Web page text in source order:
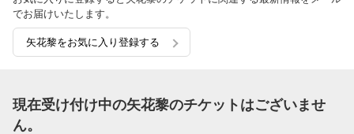
でお届けいたします。
矢花黎をお気に入り登録する
現在受け付け中の矢花黎のチケットはございませ
ん。